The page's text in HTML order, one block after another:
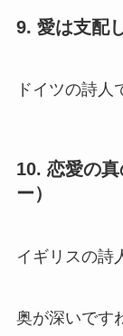
9. 愛は支配
ドイツの詩人
10. 恋愛の
ー）
イギリスの詩
奥が深いです